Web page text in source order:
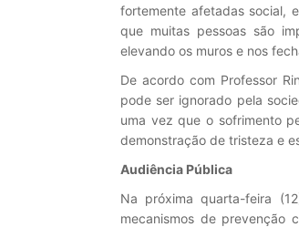
fortemente afetadas social,
que muitas pessoas são
elevando os muros e nos
De acordo com Professor
pode ser ignorado pela
uma vez que o sofrimento
demonstração de tristeza e
Audiência Pública
Na próxima quarta-feira
mecanismos de prevenção